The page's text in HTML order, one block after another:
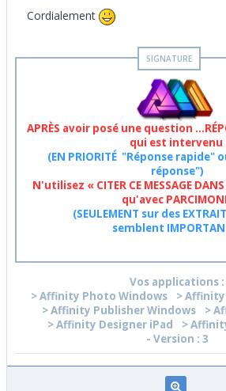
Cordialement
APRÈS avoir posé une question
qui est intervenu
(EN PRIORITÉ "Réponse rapide"
réponse")
N'utilisez « CITER CE MESSAGE DANS
qu'avec
(SEULEMENT sur des
semblent
Vos applications :
> Affinity Photo Windows
>
> Affinity Publisher Windows
>
> Affinity Designer iPad
>
- Version : 3